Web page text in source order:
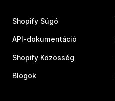
Shopify Súgó
API-dokumentáció
Shopify Közösség
Blogok